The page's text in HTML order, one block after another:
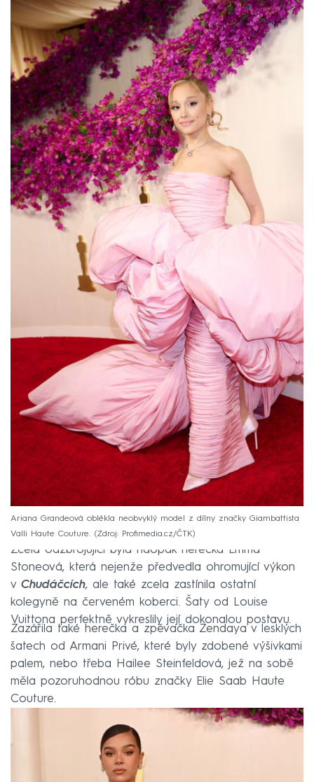
Ariana Grandeová oblékla neobvyklý model z dílny značky Giambattista
Valli Haute Couture.
Zdroj: Profimedia.cz/ČTK
Zcela odzbrojující byla naopak herečka Emma
Stoneová, která nejenže předvedla ohromující výkon
v Chudáčcích, ale také zcela zastínila ostatní
kolegyně na červeném koberci. Šaty od Louise
Vuittona perfektně vykreslily její dokonalou postavu.
Zazářila také herečka a zpěvačka Zendaya v lesklých
šatech od Armani Privé, které byly zdobené výšivkami
palem, nebo třeba Hailee Steinfeldová, jež na sobě
měla pozoruhodnou róbu značky Elie Saab Haute
Couture.